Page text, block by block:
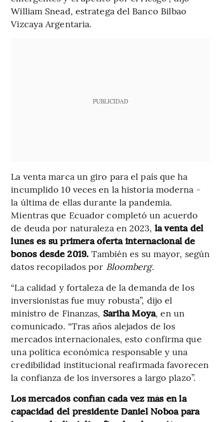
William Snead, estratega del Banco Bilbao
Vizcaya Argentaria.
PUBLICIDAD
La venta marca un giro para el país que ha
incumplido 10 veces en la historia moderna -
la última de ellas durante la pandemia.
Mientras que Ecuador completó un acuerdo
de deuda por naturaleza en 2023, la venta del
lunes es su primera oferta internacional de
bonos desde 2019. También es su mayor, según
datos recopilados por Bloomberg.
“La calidad y fortaleza de la demanda de los
inversionistas fue muy robusta”, dijo el
ministro de Finanzas, Sariha Moya, en un
comunicado. “Tras años alejados de los
mercados internacionales, esto confirma que
una política económica responsable y una
credibilidad institucional reafirmada favorecen
la confianza de los inversores a largo plazo”.
Los mercados confían cada vez más en la
capacidad del presidente Daniel Noboa para